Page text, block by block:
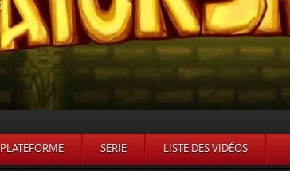
PLATEFORME SERIE LISTE DES VIDÉOS